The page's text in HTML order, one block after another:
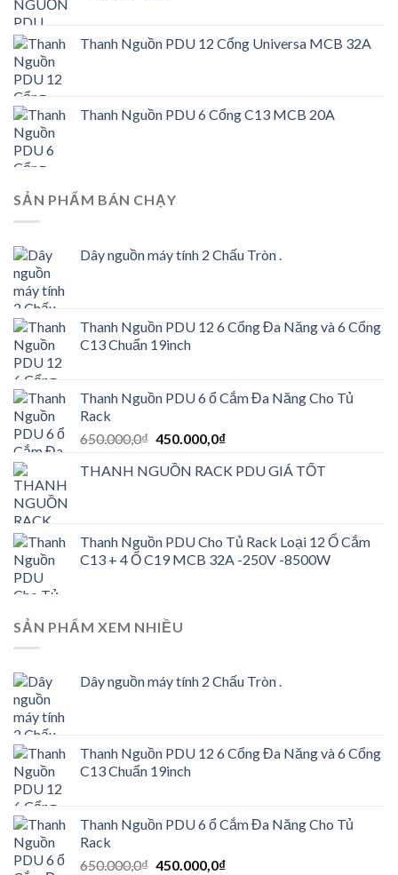
Thanh Nguồn PDU 12 Cổng Universa MCB 32A
Thanh Nguồn PDU 6 Cổng C13 MCB 20A
SẢN PHẨM BÁN CHẠY
Dây nguồn máy tính 2 Chấu Tròn .
Thanh Nguồn PDU 12 6 Cổng Đa Năng và 6 Cổng
C13 Chuẩn 19inch
Thanh Nguồn PDU 6 ổ Cắm Đa Năng Cho Tủ
Rack
650.000,0₫ Giá
là:
450.000,0₫Giá
tại
THANH NGUỒN RACK PDU GIÁ TỐT
Thanh Nguồn PDU Cho Tủ Rack Loại 12 Ổ Cắm
C13 + 4 Ổ C19 MCB 32A -250V -8500W
SẢN PHẨM XEM NHIỀU
Dây nguồn máy tính 2 Chấu Tròn .
Thanh Nguồn PDU 12 6 Cổng Đa Năng và 6 Cổng
C13 Chuẩn 19inch
Thanh Nguồn PDU 6 ổ Cắm Đa Năng Cho Tủ
Rack
650.000,0₫ Giá
450.000,0₫Giá